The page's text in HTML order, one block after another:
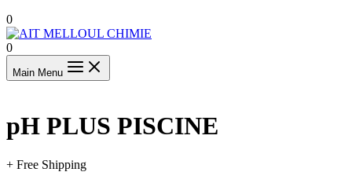
0
0
Main Menu
pH PLUS PISCINE
+ Free Shipping